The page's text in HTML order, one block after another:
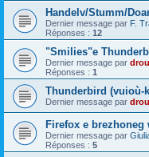
Handelv/Stumm/
Dernier message par F.
Réponses : 12
"Smilies"e
Dernier message par
Réponses : 1
Thunderbird (vuioù-
Dernier message par
Firefox e
Dernier message par
Réponses : 5